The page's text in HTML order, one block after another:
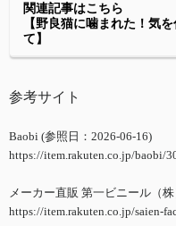
関連記事はこちら
【野良猫に噛まれた！気
て】
参考サイト
Baobi (参照日：2026-06-16)
https://item.rakuten.co.jp/baobi/
メーカー直販 第一ビニール（
https://item.rakuten.co.jp/saien-